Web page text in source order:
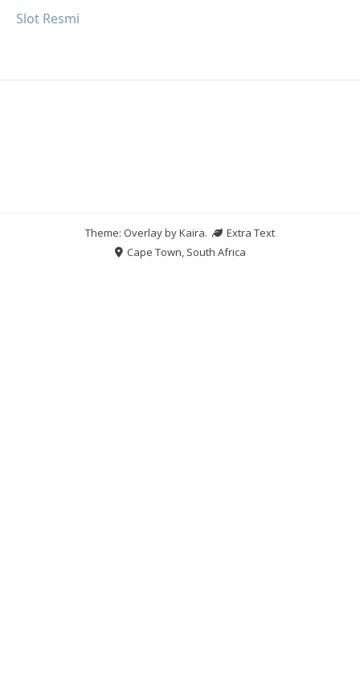
Slot Resmi
Theme: Overlay byKaira.
Extra Text
Cape Town, South Africa